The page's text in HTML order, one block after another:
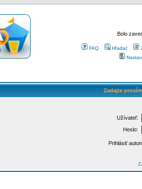
Bolo
FAQ Hľadať
Zadajte
Užívateľ:
Heslo:
Prihlásiť